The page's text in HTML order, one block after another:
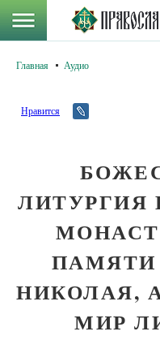
Главная Аудио
Нравится
ЛИТУРГИЯ
ПАМЯТИ
НИКОЛАЯ,
МИР